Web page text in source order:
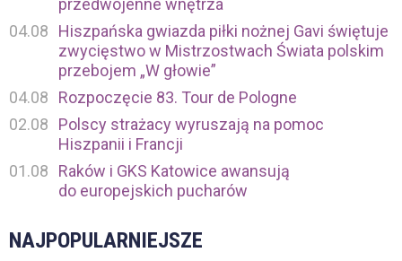
przedwojenne wnętrza
04.08
Hiszpańska gwiazda piłki nożnej Gavi świętuje
zwycięstwo w Mistrzostwach Świata polskim
przebojem „W głowie”
04.08
Rozpoczęcie 83. Tour de Pologne
02.08
Polscy strażacy wyruszają na pomoc
Hiszpanii i Francji
01.08
Raków i GKS Katowice awansują
do europejskich pucharów
NAJPOPULARNIEJSZE